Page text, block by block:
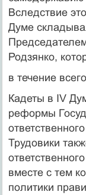
Вследствие
Думе
Родзянко,
в течение
Кадеты в IV
реформы
Трудовики
вместе с тем
политики